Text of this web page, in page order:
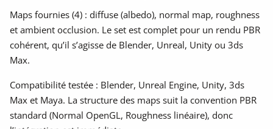
Maps fournies (4) : diffuse (albedo), normal map, roughness
et ambient occlusion. Le set est complet pour un rendu PBR
cohérent, qu’il s’agisse de Blender, Unreal, Unity ou 3ds
Max.
Compatibilité testée : Blender, Unreal Engine, Unity, 3ds
Max et Maya. La structure des maps suit la convention PBR
standard (Normal OpenGL, Roughness linéaire), donc